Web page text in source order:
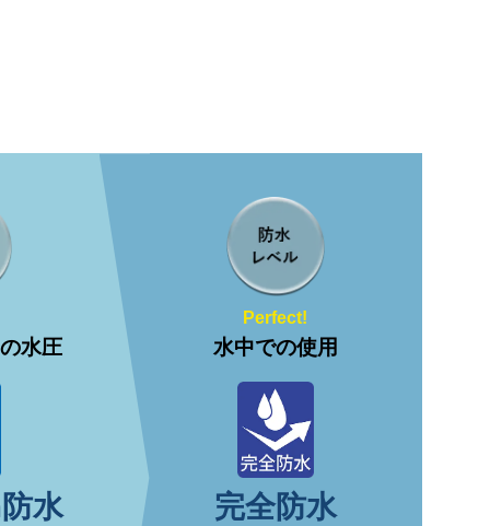
水圧
水
Perfect!
水中での使用
完全防水